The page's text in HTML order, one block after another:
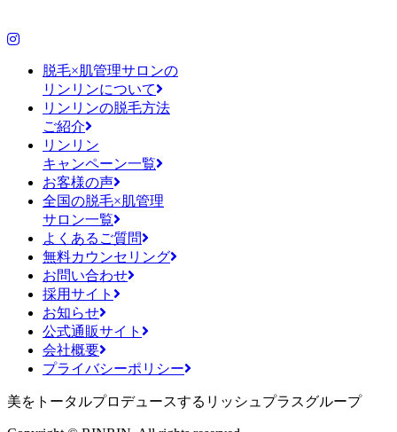
脱毛×肌管理サロンの
リンリンについて
リンリンの脱毛方法
ご紹介
リンリン
キャンペーン一覧
お客様の声
全国の脱毛×肌管理
サロン一覧
よくあるご質問
無料カウンセリング
お問い合わせ
採用サイト
お知らせ
公式通販サイト
会社概要
プライバシーポリシー
美をトータルプロデュースするリッシュプラスグループ